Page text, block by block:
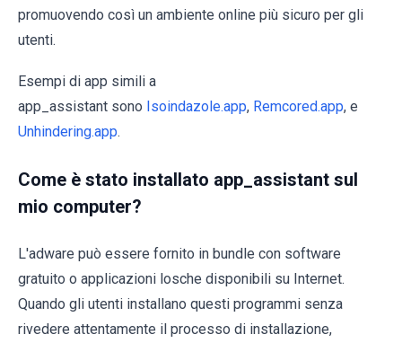
promuovendo così un ambiente online più sicuro per gli
utenti.
Esempi di app simili a
app_assistant sono Isoindazole.app, Remcored.app, e
Unhindering.app.
Come è stato installato app_assistant sul
mio computer?
L'adware può essere fornito in bundle con software
gratuito o applicazioni losche disponibili su Internet.
Quando gli utenti installano questi programmi senza
rivedere attentamente il processo di installazione,